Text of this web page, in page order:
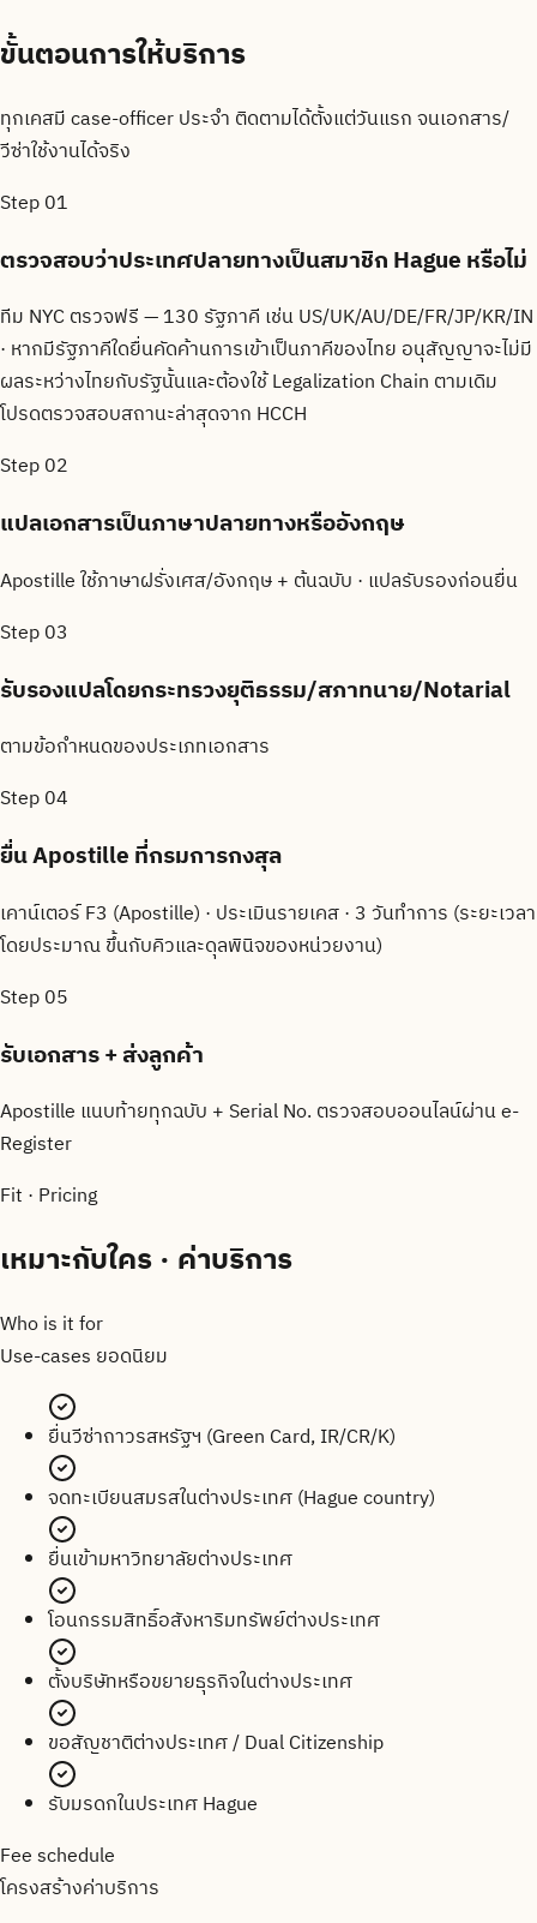
ขั้นตอนการให้บริการ
ทุกเคสมี case-officer ประจำ ติดตามได้ตั้งแต่วันแรก จนเอกสาร/
วีซ่าใช้งานได้จริง
Step01
ตรวจสอบว่าประเทศปลายทางเป็นสมาชิก Hague หรือไม่
ทีม NYC ตรวจฟรี — 130 รัฐภาคี เช่น US/UK/AU/DE/FR/JP/KR/IN
· หากมีรัฐภาคีใดยื่นคัดค้านการเข้าเป็นภาคีของไทย อนุสัญญาจะไม่มี
ผลระหว่างไทยกับรัฐนั้นและต้องใช้ Legalization Chain ตามเดิม
โปรดตรวจสอบสถานะล่าสุดจาก HCCH
Step02
แปลเอกสารเป็นภาษาปลายทางหรืออังกฤษ
Apostille ใช้ภาษาฝรั่งเศส/อังกฤษ + ต้นฉบับ · แปลรับรองก่อนยื่น
Step03
รับรองแปลโดยกระทรวงยุติธรรม/สภาทนาย/Notarial
ตามข้อกำหนดของประเภทเอกสาร
Step04
ยื่น Apostille ที่กรมการกงสุล
เคาน์เตอร์ F3 (Apostille) · ประเมินรายเคส · 3 วันทำการ (ระยะเวลา
โดยประมาณ ขึ้นกับคิวและดุลพินิจของหน่วยงาน)
Step05
รับเอกสาร + ส่งลูกค้า
Apostille แนบท้ายทุกฉบับ + Serial No. ตรวจสอบออนไลน์ผ่าน e-
Register
Fit · Pricing
เหมาะกับใคร · ค่าบริการ
Who is it for
Use-cases ยอดนิยม
ยื่นวีซ่าถาวรสหรัฐฯ (Green Card, IR/CR/K)
จดทะเบียนสมรสในต่างประเทศ (Hague country)
ยื่นเข้ามหาวิทยาลัยต่างประเทศ
โอนกรรมสิทธิ์อสังหาริมทรัพย์ต่างประเทศ
ตั้งบริษัทหรือขยายธุรกิจในต่างประเทศ
ขอสัญชาติต่างประเทศ / Dual Citizenship
รับมรดกในประเทศ Hague
Fee schedule
โครงสร้างค่าบริการ